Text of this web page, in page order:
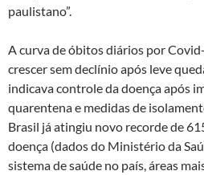
paulistano”.
A curva de óbitos diários por
crescer sem declínio após leve
indicava controle da doença após
quarentena e medidas de
Brasil já atingiu novo recorde de
doença (dados do Ministério da
sistema de saúde no país, áreas